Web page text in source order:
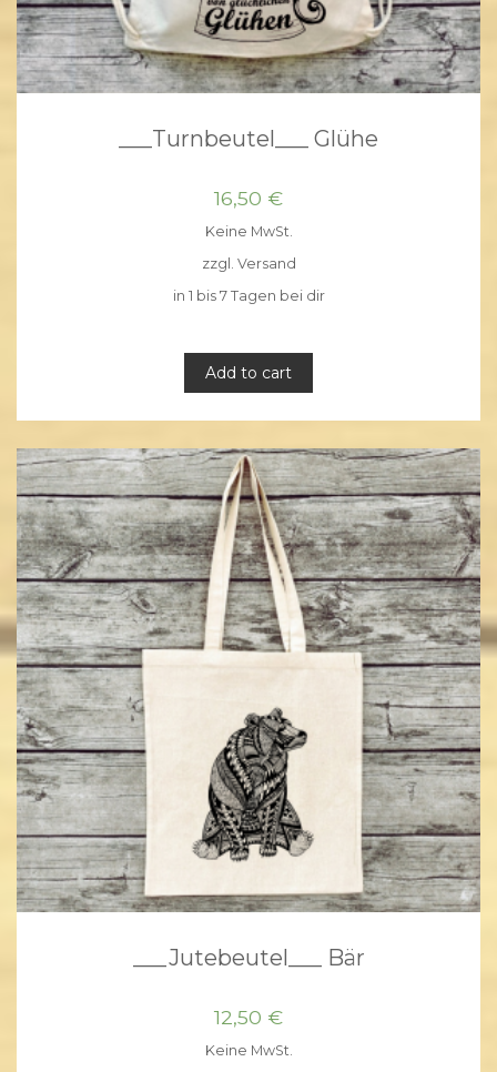
___Turnbeutel___ Glühe
16,50 €
Keine MwSt.
zzgl. Versand
in 1 bis 7 Tagen bei dir
Add to cart
___Jutebeutel___ Bär
12,50 €
Keine MwSt.